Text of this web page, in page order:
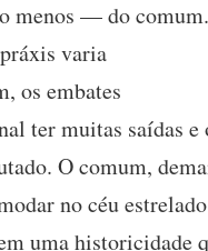
menos — do comum.
varia
os embates
ter muitas saídas e
O comum,
no céu estrelado
uma historicidade